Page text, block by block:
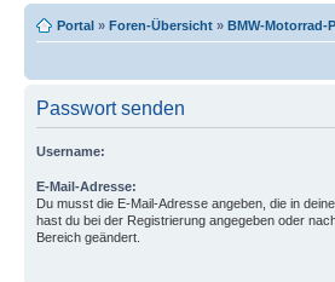
Portal » Foren-Übersicht » BMW-Motorrad-
Passwort senden
Username:
E-Mail-Adresse:
Du musst die E-Mail-Adresse angeben, die in
hast du bei der Registrierung angegeben oder
Bereich geändert.